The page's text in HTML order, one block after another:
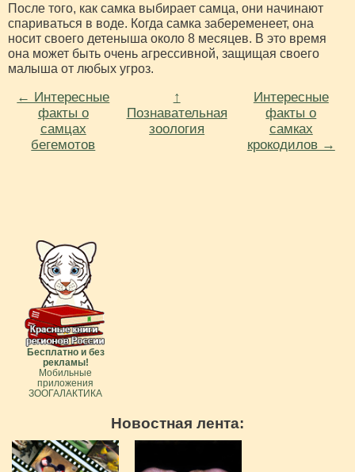
После того, как самка выбирает самца, они начинают
спариваться в воде. Когда самка забеременеет, она
носит своего детеныша около 8 месяцев. В это время
она может быть очень агрессивной, защищая своего
малыша от любых угроз.
← Интересные
факты о
самцах
бегемотов
↑
Познавательная
зоология
Интересные
факты о
самках
крокодилов →
Бесплатно и без
рекламы!
Мобильные
приложения
ЗООГАЛАКТИКА
Новостная лента: